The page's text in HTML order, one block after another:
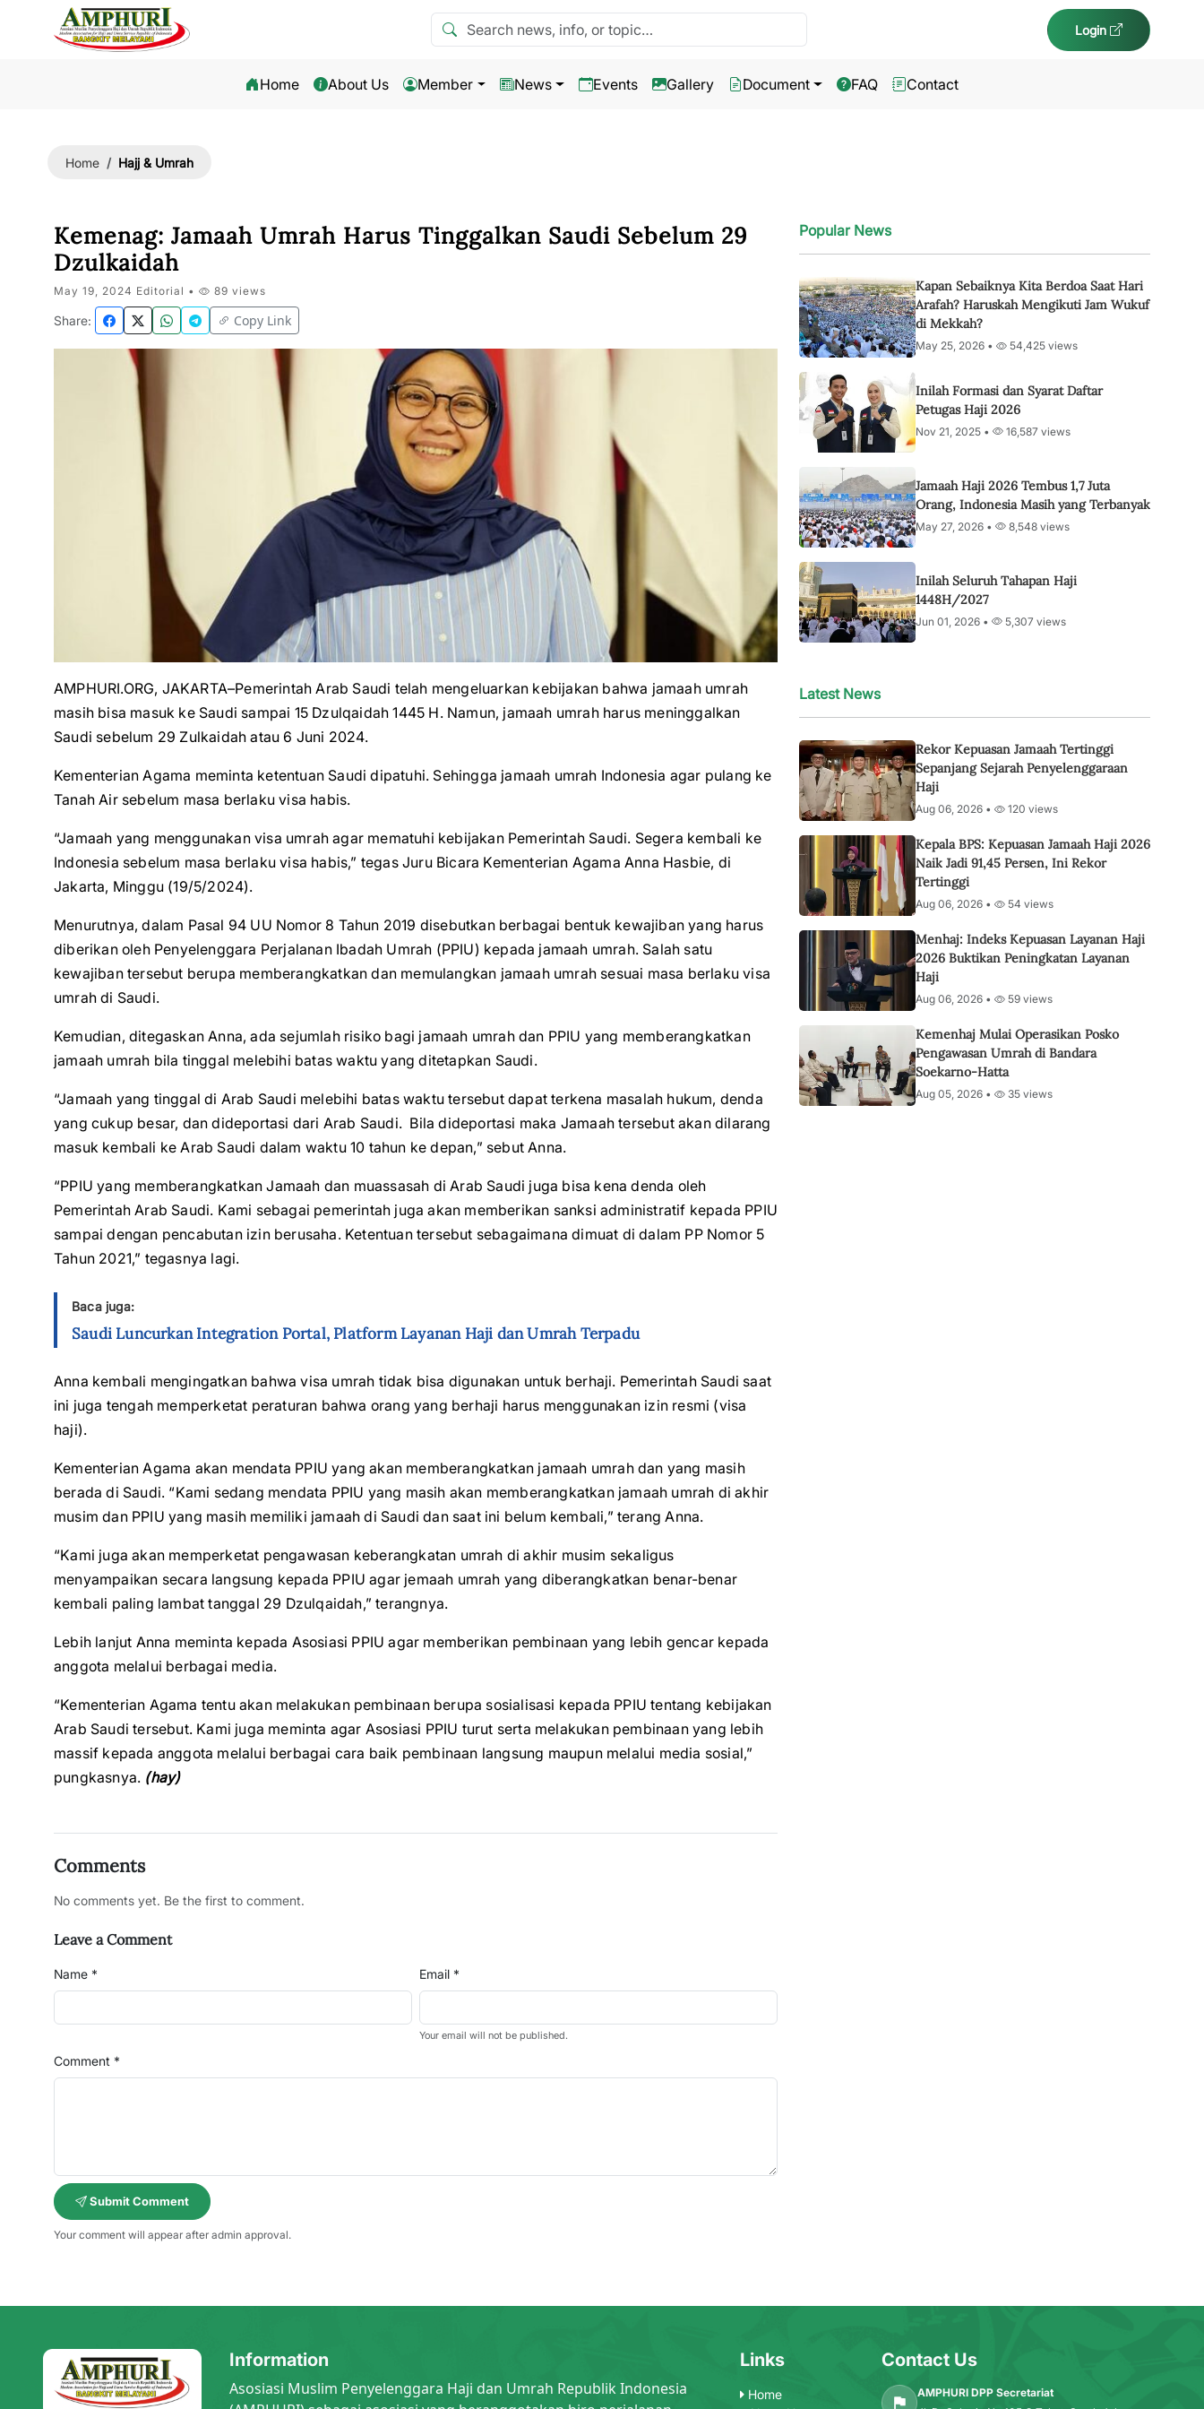
Search news Login
Home About Us Member News Events Gallery Document FAQ Contact
Home Hajj & Umrah
Kemenag: Jamaah Umrah Harus Tinggalkan Saudi Sebelum 29
Dzulkaidah
May 19, 2024 Editorial • 89 views
Share: Copy Link
AMPHURI.ORG, JAKARTA–Pemerintah Arab Saudi telah mengeluarkan kebijakan bahwa jamaah umrah
masih bisa masuk ke Saudi sampai 15 Dzulqaidah 1445 H. Namun, jamaah umrah harus meninggalkan
Saudi sebelum 29 Zulkaidah atau 6 Juni 2024.
Kementerian Agama meminta ketentuan Saudi dipatuhi. Sehingga jamaah umrah Indonesia agar pulang ke
Tanah Air sebelum masa berlaku visa habis.
“Jamaah yang menggunakan visa umrah agar mematuhi kebijakan Pemerintah Saudi. Segera kembali ke
Indonesia sebelum masa berlaku visa habis,” tegas Juru Bicara Kementerian Agama Anna Hasbie, di
Jakarta, Minggu (19/5/2024).
Menurutnya, dalam Pasal 94 UU Nomor 8 Tahun 2019 disebutkan berbagai bentuk kewajiban yang harus
diberikan oleh Penyelenggara Perjalanan Ibadah Umrah (PPIU) kepada jamaah umrah. Salah satu
kewajiban tersebut berupa memberangkatkan dan memulangkan jamaah umrah sesuai masa berlaku visa
umrah di Saudi.
Kemudian, ditegaskan Anna, ada sejumlah risiko bagi jamaah umrah dan PPIU yang memberangkatkan
jamaah umrah bila tinggal melebihi batas waktu yang ditetapkan Saudi.
“Jamaah yang tinggal di Arab Saudi melebihi batas waktu tersebut dapat terkena masalah hukum, denda
yang cukup besar, dan dideportasi dari Arab Saudi. Bila dideportasi maka Jamaah tersebut akan dilarang
masuk kembali ke Arab Saudi dalam waktu 10 tahun ke depan,” sebut Anna.
“PPIU yang memberangkatkan Jamaah dan muassasah di Arab Saudi juga bisa kena denda oleh
Pemerintah Arab Saudi. Kami sebagai pemerintah juga akan memberikan sanksi administratif kepada PPIU
sampai dengan pencabutan izin berusaha. Ketentuan tersebut sebagaimana dimuat di dalam PP Nomor 5
Tahun 2021,” tegasnya lagi.
Baca juga:
Saudi Luncurkan Integration Portal, Platform Layanan Haji dan Umrah Terpadu
Anna kembali mengingatkan bahwa visa umrah tidak bisa digunakan untuk berhaji. Pemerintah Saudi saat
ini juga tengah memperketat peraturan bahwa orang yang berhaji harus menggunakan izin resmi (visa
haji).
Kementerian Agama akan mendata PPIU yang akan memberangkatkan jamaah umrah dan yang masih
berada di Saudi. “Kami sedang mendata PPIU yang masih akan memberangkatkan jamaah umrah di akhir
musim dan PPIU yang masih memiliki jamaah di Saudi dan saat ini belum kembali,” terang Anna.
“Kami juga akan memperketat pengawasan keberangkatan umrah di akhir musim sekaligus
menyampaikan secara langsung kepada PPIU agar jemaah umrah yang diberangkatkan benar-benar
kembali paling lambat tanggal 29 Dzulqaidah,” terangnya.
Lebih lanjut Anna meminta kepada Asosiasi PPIU agar memberikan pembinaan yang lebih gencar kepada
anggota melalui berbagai media.
“Kementerian Agama tentu akan melakukan pembinaan berupa sosialisasi kepada PPIU tentang kebijakan
Arab Saudi tersebut. Kami juga meminta agar Asosiasi PPIU turut serta melakukan pembinaan yang lebih
massif kepada anggota melalui berbagai cara baik pembinaan langsung maupun melalui media sosial,”
pungkasnya. (hay)
Comments
No comments yet. Be the first to comment.
Leave a Comment
Name * Email *
Your email will not be published.
Comment *
Submit Comment
Your comment will appear after admin approval.
Popular News
Kapan Sebaiknya Kita Berdoa Saat Hari
Arafah? Haruskah Mengikuti Jam Wukuf
di Mekkah?
May 25, 2026 • 54,425 views
Inilah Formasi dan Syarat Daftar
Petugas Haji 2026
Nov 21, 2025 • 16,587 views
Jamaah Haji 2026 Tembus 1,7 Juta
Orang, Indonesia Masih yang Terbanyak
May 27, 2026 • 8,548 views
Inilah Seluruh Tahapan Haji
1448H/2027
Jun 01, 2026 • 5,307 views
Latest News
Rekor Kepuasan Jamaah Tertinggi
Sepanjang Sejarah Penyelenggaraan
Haji
Aug 06, 2026 • 120 views
Kepala BPS: Kepuasan Jamaah Haji 2026
Naik Jadi 91,45 Persen, Ini Rekor
Tertinggi
Aug 06, 2026 • 54 views
Menhaj: Indeks Kepuasan Layanan Haji
2026 Buktikan Peningkatan Layanan
Haji
Aug 06, 2026 • 59 views
Kemenhaj Mulai Operasikan Posko
Pengawasan Umrah di Bandara
Soekarno-Hatta
Aug 05, 2026 • 35 views
Information
Asosiasi Muslim Penyelenggara Haji dan Umrah Republik Indonesia
Links
Home
Contact Us
AMPHURI DPP Secretariat